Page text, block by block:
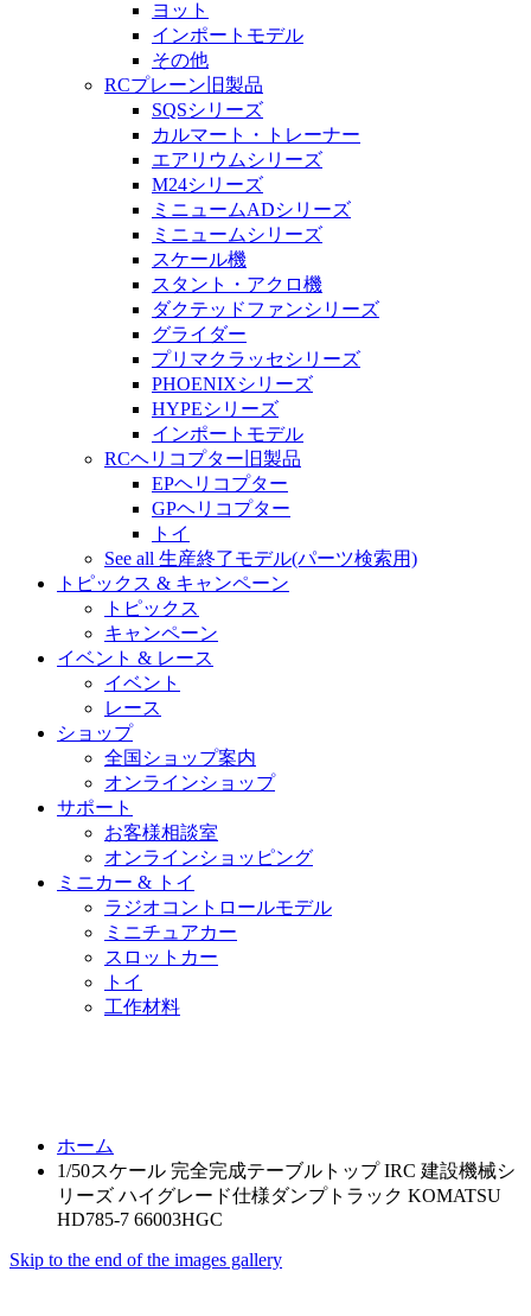
ヨット
インポートモデル
その他
RCプレーン旧製品
SQSシリーズ
カルマート・トレーナー
エアリウムシリーズ
M24シリーズ
ミニュームADシリーズ
ミニュームシリーズ
スケール機
スタント・アクロ機
ダクテッドファンシリーズ
グライダー
プリマクラッセシリーズ
PHOENIXシリーズ
HYPEシリーズ
インポートモデル
RCヘリコプター旧製品
EPヘリコプター
GPヘリコプター
トイ
See all 生産終了モデル(パーツ検索用)
トピックス & キャンペーン
トピックス
キャンペーン
イベント & レース
イベント
レース
ショップ
全国ショップ案内
オンラインショップ
サポート
お客様相談室
オンラインショッピング
ミニカー & トイ
ラジオコントロールモデル
ミニチュアカー
スロットカー
トイ
工作材料
ホーム
1/50スケール 完全完成テーブルトップ IRC 建設機械シ
リーズ ハイグレード仕様ダンプトラック KOMATSU
HD785-7 66003HGC
Skip to the end of the images gallery